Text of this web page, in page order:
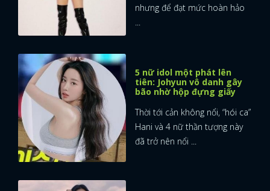
nhưng để đạt mức hoàn hảo
...
5 nữ idol một phát lên
tiên: Johyun vô danh gây
bão nhờ hộp đựng giấy
Thời tới cản không nổi, “hói ca”
Hani và 4 nữ thần tượng này
đã trở nên nổi ...